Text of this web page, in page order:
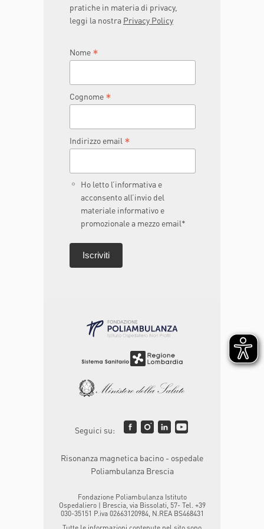
pratiche in materia di privacy,
leggi la nostra Privacy Policy
Nome *
Cognome *
Indirizzo email *
Ho letto l’informativa e
acconsento all’invio del
materiale informativo e
promozionale a mezzo email*
Seguici su:
Risonanza magnetica bacino - ospedale
Poliambulanza Brescia
Fondazione Poliambulanza Istituto
Ospedaliero | Brescia, via Bissolati, 57- Tel. +39
030-35151 P.iva 02663120984, N.REA BS468431